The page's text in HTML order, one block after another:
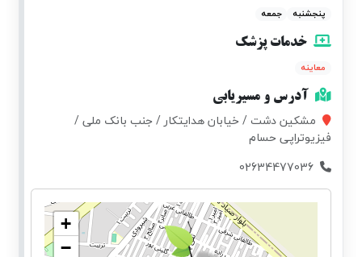
پنجشنبه جمعه
خدمات پزشک
معاینه
آدرس و مسیریابی
مشکین دشت / خیابان هدایتکار / جنب بانک ملی /
فیزیوتراپی حسام
+
−